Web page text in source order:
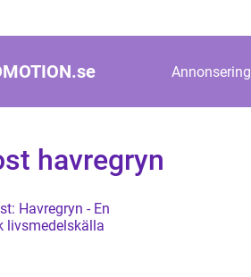
se Annonsering
havregryn
Havregryn - En
livsmedelskälla